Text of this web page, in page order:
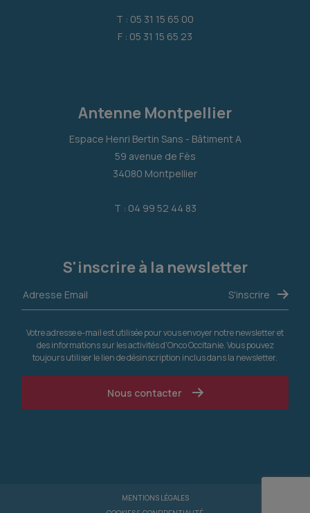
T : 05 31 15 65 00
F : 05 31 15 65 23
Antenne Montpellier
Espace Henri Bertin Sans - Bâtiment A
59 avenue de Fès
34080 Montpellier
T : 04 99 52 44 83
S'inscrire à la newsletter
Votre adresse e-mail est utilisée pour vous envoyer notre newsletter et
des informations sur les activités d'Onco Occitanie. Vous pouvez
toujours utiliser le lien de désinscription inclus dans la newsletter.
Nous contacter
MENTIONS LÉGALES